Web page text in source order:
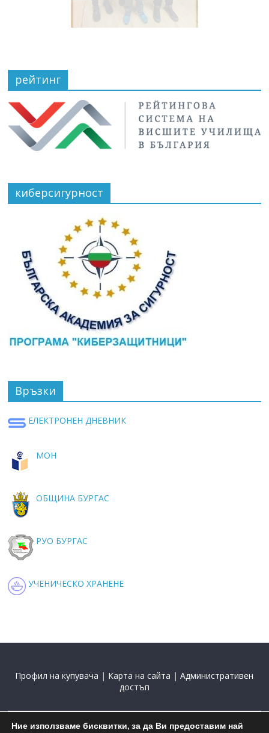
рейтинг
киберсигурност
Връзки
ЕЛЕКТРОНЕН ДНЕВНИК
МОН
ОБЩИНА БУРГАС
РУО БУРГАС
УЧЕНИЧЕСКО ХРАНЕНЕ
Профил на купувача | Карта на сайта |Административен
достъп
Ние използваме бисквитки, за да Ви предоставим най